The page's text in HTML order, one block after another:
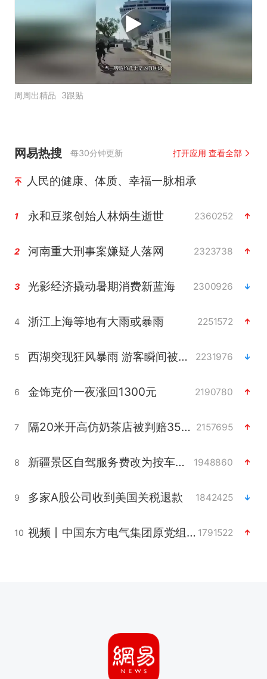
周周出精品 3跟贴
网易热搜 每30分钟更新 打开应用 查看全部
人民的健康、体质、幸福一脉相承
1 永和豆浆创始人林炳生逝世 2360252
2 河南重大刑事案嫌疑人落网 2323738
3 光影经济撬动暑期消费新蓝海 2300926
4 浙江上海等地有大雨或暴雨 2251572
5 西湖突现狂风暴雨 游客瞬间被浇透 2231976
6 金饰克价一夜涨回1300元 2190780
7 隔20米开高仿奶茶店被判赔35万元 2157695
8 新疆景区自驾服务费改为按车收费 1948860
9 多家A股公司收到美国关税退款 1842425
10 视频丨中国东方电气集团原党组副书记、董事宋致远被查 1791522